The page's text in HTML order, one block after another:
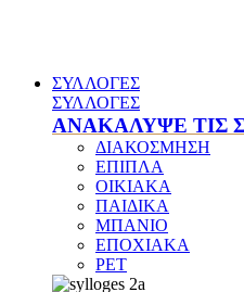
ΣΥΛΛΟΓΕΣ
ΣΥΛΛΟΓΕΣ
ΑΝΑΚΑΛΥΨΕ ΤΙΣ
ΔΙΑΚΟΣΜΗΣΗ
ΕΠΙΠΛΑ
ΟΙΚΙΑΚΑ
ΠΑΙΔΙΚΑ
ΜΠΑΝΙΟ
ΕΠΟΧΙΑΚΑ
PET